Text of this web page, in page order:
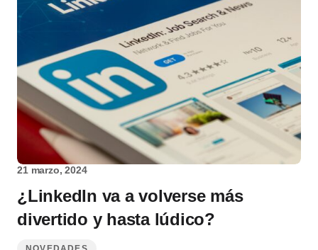
21 marzo, 2024
¿LinkedIn va a volverse más
divertido y hasta lúdico?